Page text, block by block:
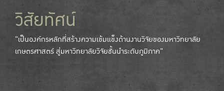
วิสัยทัศน์
"เป็นองค์กรหลักที่สร้างความเข้มแข็งด้านงานวิจัยของมหาวิทยาลัย
เกษตรศาสตร์ สู่มหาวิทยาลัยวิจัยชั้นนำระดับภูมิภาค"